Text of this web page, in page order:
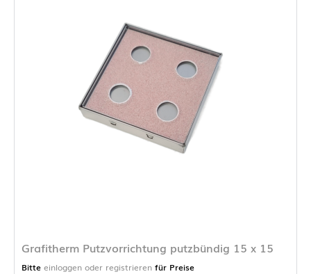
Grafitherm Putzvorrichtung putzbündig 15 x 15
Bitte einloggen oder registrieren für Preise